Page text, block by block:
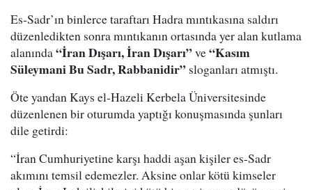
Es-Sadr’ın binlerce taraftarı Hadra mıntıkasına saldırı
düzenledikten sonra mıntıkanın ortasında yer alan kutlama
alanında“İran Dışarı, İran Dışarı”ve“Kasım
Süleymani Bu Sadr, Rabbanidir” sloganları atmıştı.
Öte yandan Kays el-Hazeli Kerbela Üniversitesinde
düzenlenen bir oturumda yaptığı konuşmasında şunları
dile getirdi:
“İran Cumhuriyetine karşı haddi aşan kişiler es-Sadr
akımını temsil edemezler. Aksine onlar kötü kimseler